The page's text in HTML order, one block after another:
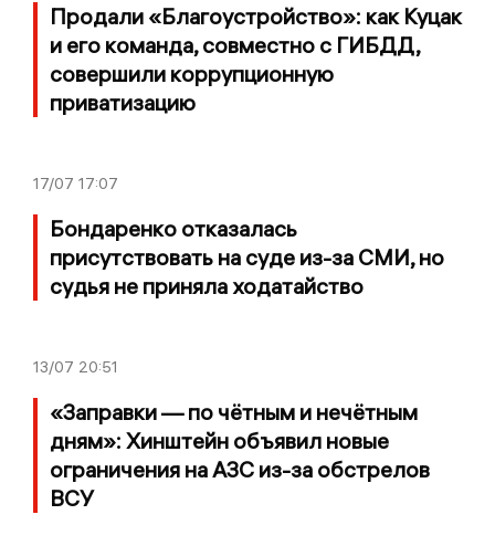
Продали «Благоустройство»: как Куцак
и его команда, совместно с ГИБДД,
совершили коррупционную
приватизацию
17/07 17:07
Бондаренко отказалась
присутствовать на суде из-за СМИ, но
судья не приняла ходатайство
13/07 20:51
«Заправки — по чётным и нечётным
дням»: Хинштейн объявил новые
ограничения на АЗС из-за обстрелов
ВСУ